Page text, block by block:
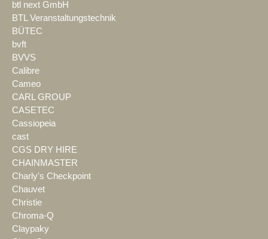
btl next GmbH
BTL Veranstaltungstechnik
BÜTEC
bvft
BVVS
Calibre
Cameo
CARL GROUP
CASETEC
Cassiopeia
cast
CGS DRY HIRE
CHAINMASTER
Charly's Checkpoint
Chauvet
Christie
Chroma-Q
Claypaky